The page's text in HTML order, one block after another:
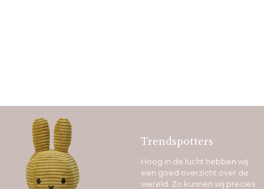
Trendspotters
Hoog in de lucht hebben wij
een goed overzicht over de
wereld. Zo kunnen wij precies